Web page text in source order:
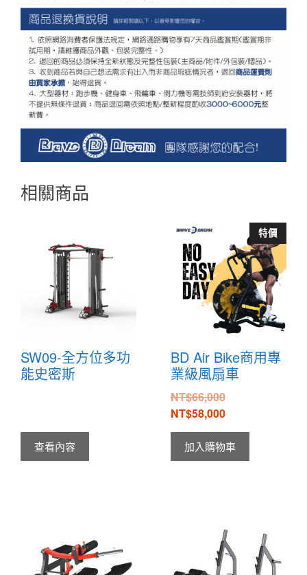
相關商品
SW09-全方位多功
能史密斯
查看內容
特價
BD Air Bike商用專
業級風扇車
NT$66,000
NT$58,000
加入購物車